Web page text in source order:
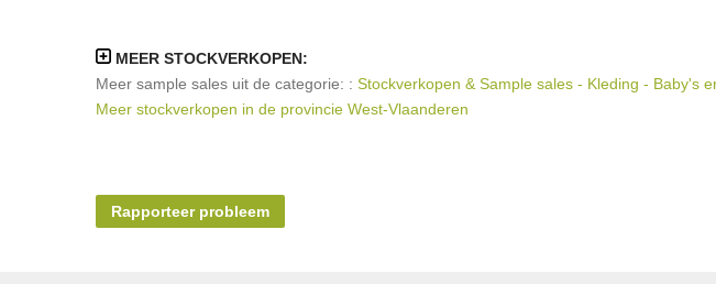
MEER STOCKVERKOPEN:
Meer sample sales uit de categorie: : Stockverkopen & Sample sales - Kleding - Baby's
Meer stockverkopen in de provincie West-Vlaanderen
Rapporteer probleem